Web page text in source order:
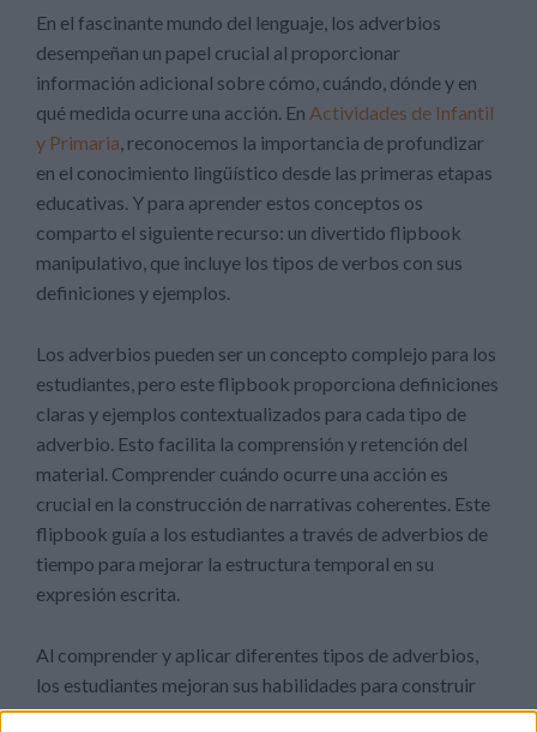
En el fascinante mundo del lenguaje, los adverbios
desempeñan un papel crucial al proporcionar
información adicional sobre cómo, cuándo, dónde y en
qué medida ocurre una acción. En Actividades de Infantil
y Primaria, reconocemos la importancia de profundizar
en el conocimiento lingüístico desde las primeras etapas
educativas. Y para aprender estos conceptos os
comparto el siguiente recurso: un divertido flipbook
manipulativo, que incluye los tipos de verbos con sus
definiciones y ejemplos.
Los adverbios pueden ser un concepto complejo para los
estudiantes, pero este flipbook proporciona definiciones
claras y ejemplos contextualizados para cada tipo de
adverbio. Esto facilita la comprensión y retención del
material. Comprender cuándo ocurre una acción es
crucial en la construcción de narrativas coherentes. Este
flipbook guía a los estudiantes a través de adverbios de
tiempo para mejorar la estructura temporal en su
expresión escrita.
Al comprender y aplicar diferentes tipos de adverbios,
los estudiantes mejoran sus habilidades para construir
narrativas más ricas y detalladas. Además, la